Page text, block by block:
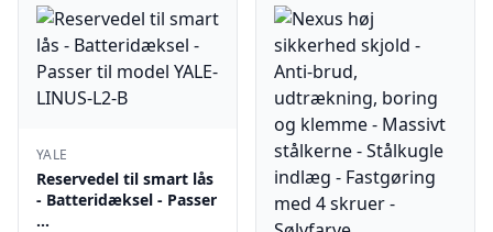
YALE
Reservedel til smart lås
- Batteridæksel - Passer
…